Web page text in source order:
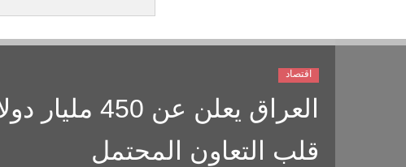
العراق
قلب التعاون المحتمل
اقتصاد